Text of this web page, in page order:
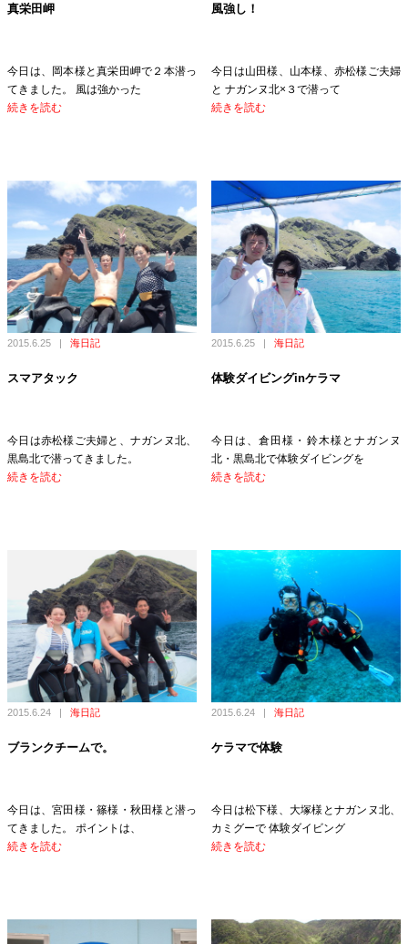
真栄田岬
今日は、岡本様と真栄田岬で２本潜っ
てきました。 風は強かった
続きを読む
風強し！
今日は山田様、山本様、赤松様ご夫婦
と ナガンヌ北×３で潜って
続きを読む
2015.6.25 | 海日記
スマアタック
今日は赤松様ご夫婦と、ナガンヌ北、
黒島北で潜ってきました。
続きを読む
2015.6.25 | 海日記
体験ダイビングinケラマ
今日は、倉田様・鈴木様とナガンヌ
北・黒島北で体験ダイビングを
続きを読む
2015.6.24 | 海日記
ブランクチームで。
今日は、宮田様・篠様・秋田様と潜っ
てきました。 ポイントは、
続きを読む
2015.6.24 | 海日記
ケラマで体験
今日は松下様、大塚様とナガンヌ北、
カミグーで 体験ダイビング
続きを読む